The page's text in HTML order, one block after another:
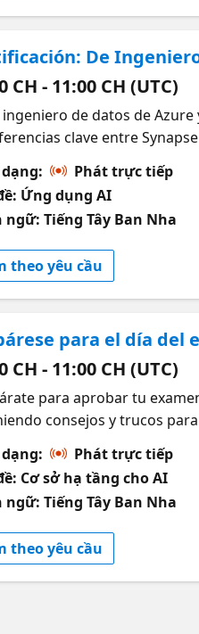
De
CH - 11:00 CH (UTC)
ingeniero de datos de
clave entre
para el examen DP-700
Data Days
Phát trực tiếp
Ứng dụng AI
ngữ: Tiếng Tây Ban Nha
theo yêu cầu
para el día del
CH - 11:00 CH (UTC)
para aprobar tu
consejos y trucos
Phát trực tiếp
Cơ sở hạ tầng cho AI
ngữ: Tiếng Tây Ban Nha
theo yêu cầu